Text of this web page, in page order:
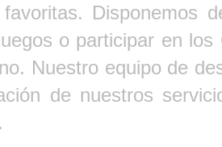
Disponemos
o participar en
Nuestro equipo de
de nuestros